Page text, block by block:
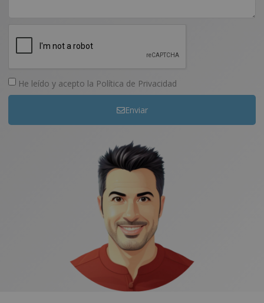
He leído y acepto la Política de Privacidad
Enviar